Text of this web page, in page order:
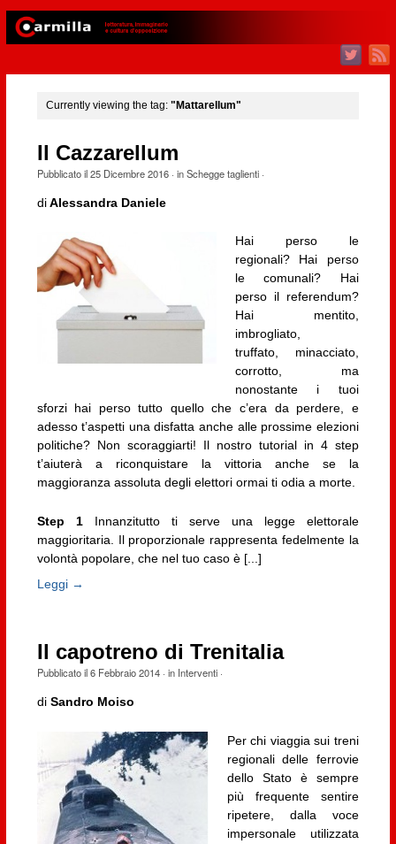
Currently viewing the tag: "Mattarellum"
Il Cazzarellum
Pubblicato il25 Dicembre 2016· inSchegge taglienti·
diAlessandra Daniele
Hai perso le
regionali? Hai perso
le comunali? Hai
perso il referendum?
Hai mentito,
imbrogliato,
truffato, minacciato,
corrotto, ma
nonostante i tuoi
sforzi hai perso tutto quello che c’era da perdere, e
adesso t’aspetti una disfatta anche alle prossime elezioni
politiche? Non scoraggiarti! Il nostro tutorial in 4 step
t’aiuterà a riconquistare la vittoria anche se la
maggioranza assoluta degli elettori ormai ti odia a morte.
Step 1 Innanzitutto ti serve una legge elettorale
maggioritaria. Il proporzionale rappresenta fedelmente la
volontà popolare, che nel tuo caso è [...]
Leggi →
Il capotreno di Trenitalia
Pubblicato il6 Febbraio 2014· in Interventi·
di Sandro Moiso
Per chi viaggia sui treni
regionali delle ferrovie
dello Stato è sempre
più frequente sentire
ripetere, dalla voce
impersonale utilizzata